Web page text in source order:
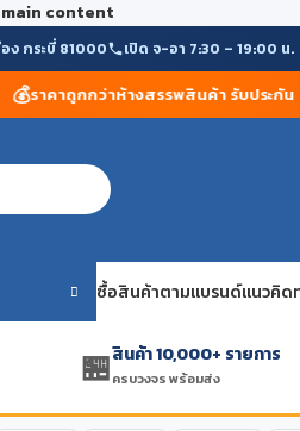
content
ง กระบี่ 81000 เปิด จ-อา 7:30 – 19:00 น.
ราคาถูกกว่าห้างสรรพสินค้า รับประกัน
ซื้อสินค้าตามแบรนด์แนวคิด
🏪สินค้า 10,000+ รายการ
ครบวงจร พร้อมส่ง